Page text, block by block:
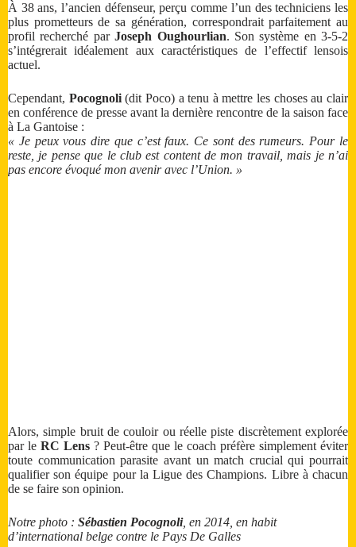
À 38 ans, l’ancien défenseur, perçu comme l’un des techniciens les
plus prometteurs de sa génération, correspondrait parfaitement au
profil recherché parJoseph Oughourlian. Son système en 3-5-2
s’intégrerait idéalement aux caractéristiques de l’effectif lensois
actuel.
Cependant, Pocognoli(dit Poco) a tenu à mettre les choses au clair
en conférence de presse avant la dernière rencontre de la saison face
à La Gantoise :
« Je peux vous dire que c’est faux. Ce sont des rumeurs. Pour le
reste, je pense que le club est content de mon travail, mais je n’ai
pas encore évoqué mon avenir avec l’Union. »
Alors, simple bruit de couloir ou réelle piste discrètement explorée
par le RC Lens ? Peut-être que le coach préfère simplement éviter
toute communication parasite avant un match crucial qui pourrait
qualifier son équipe pour la Ligue des Champions. Libre à chacun
de se faire son opinion.
Notre photo : Sébastien Pocognoli, en 2014, en habit
d’international belge contre le Pays De Galles